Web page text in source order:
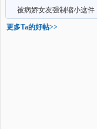
被病娇女友强制缩小这件
事
更多Ta的好帖>>